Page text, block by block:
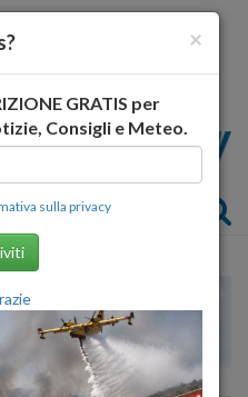
×
GRATIS per
Consigli e Meteo.
sulla privacy